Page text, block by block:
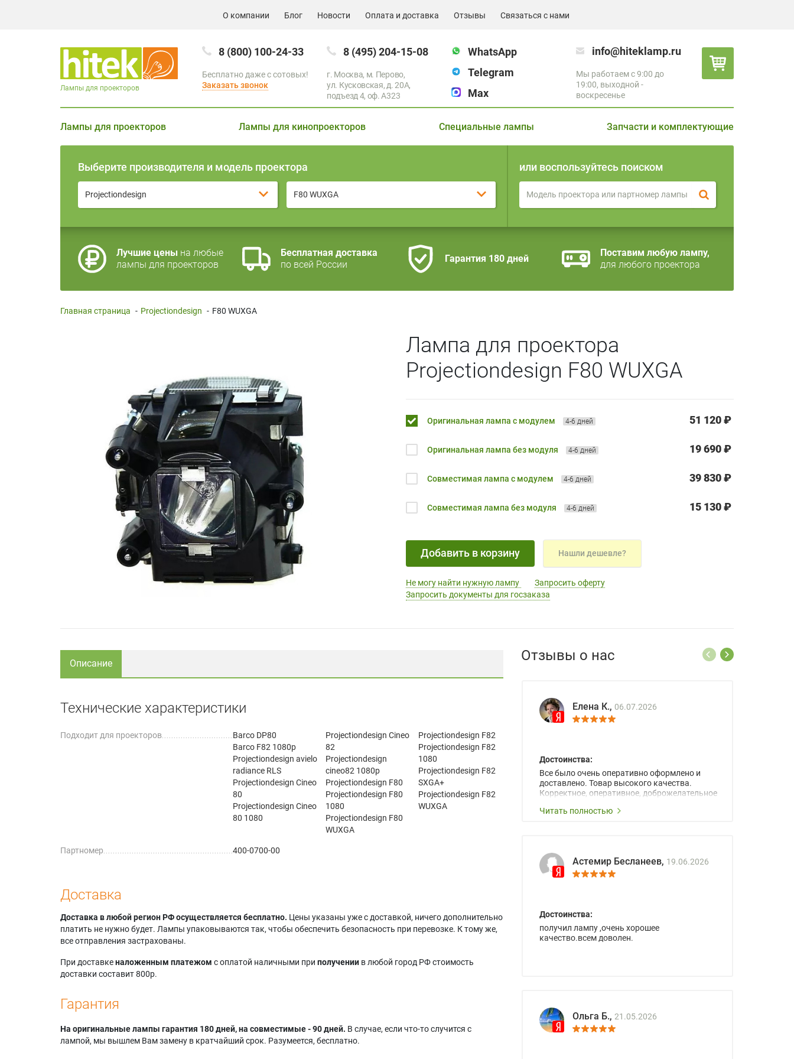
О компании Блог Новости Оплата и доставка Отзывы Связаться с нами
8 (800) 100-24-33
Бесплатно даже с сотовых!
Заказать звонок
8 (495) 204-15-08
г. Москва, м. Перово,
ул. Кусковская, д. 20А,
подъезд 4, оф. A323
WhatsApp
Telegram
Max
info@hiteklamp.ru
Мы работаем с 9:00 до
19:00, выходной -
воскресенье
Лампы для проекторов
Лампы для проекторов Лампы для кинопроекторов Специальные лампы Запчасти и комплектующие
Выберите производителя и модель проектора
Projectiondesign F80 WUXGA
или воспользуйтесь поиском
Лучшие цены на любые
лампы для проекторов
Бесплатная доставка
по всей России
Гарантия 180 дней
Поставим любую лампу,
для любого проектора
Главная страница - Projectiondesign - F80 WUXGA
Лампа для проектора
Projectiondesign F80 WUXGA
Оригинальная лампа с модулем 4-6 дней 51 120 ₽
Оригинальная лампа без модуля 4-6 дней 19 690 ₽
Совместимая лампа с модулем 4-6 дней 39 830 ₽
Совместимая лампа без модуля 4-6 дней 15 130 ₽
Добавить в корзину Нашли дешевле?
Не могу найти нужную лампу
Запросить оферту
Запросить документы для госзаказа
Отзывы о нас
Елена К., 06.07.2026
Достоинства:
Все было очень оперативно оформлено и
доставлено. Товар высокого качества.
Корректное, оперативное, доброжелательное
Читать полностью
Астемир Бесланеев, 19.06.2026
Достоинства:
получил лампу ,очень хорошее
качество.всем доволен.
Ольга Б., 21.05.2026
Описание
Технические характеристики
Подходит для проекторов
Barco DP80
Barco F82 1080p
Projectiondesign avielo
radiance RLS
Projectiondesign Cineo
80
Projectiondesign Cineo
80 1080
Projectiondesign Cineo
82
Projectiondesign
cineo82 1080p
Projectiondesign F80
Projectiondesign F80
1080
Projectiondesign F80
WUXGA
Projectiondesign F82
Projectiondesign F82
1080
Projectiondesign F82
SXGA+
Projectiondesign F82
WUXGA
Партномер 400-0700-00
Доставка
Доставка в любой регион РФ осуществляется бесплатно. Цены указаны уже с доставкой, ничего дополнительно
платить не нужно будет. Лампы упаковываются так, чтобы обеспечить безопасность при перевозке. К тому же,
все отправления застрахованы.
При доставкеналоженным платежом с оплатой наличными при получении в любой город РФ стоимость
доставки составит 800р.
Гарантия
На оригинальные лампы гарантия 180 дней, на совместимые - 90 дней. В случае, если что-то случится с
лампой, мы вышлем Вам замену в кратчайший срок. Разумеется, бесплатно.